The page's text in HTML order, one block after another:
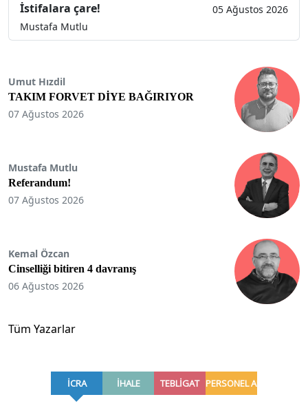
İstifalara çare!
05 Ağustos 2026
Mustafa Mutlu
Umut Hızdil
TAKIM FORVET DİYE BAĞIRIYOR
07 Ağustos 2026
Mustafa Mutlu
Referandum!
07 Ağustos 2026
Kemal Özcan
Cinselliği bitiren 4 davranış
06 Ağustos 2026
Tüm Yazarlar